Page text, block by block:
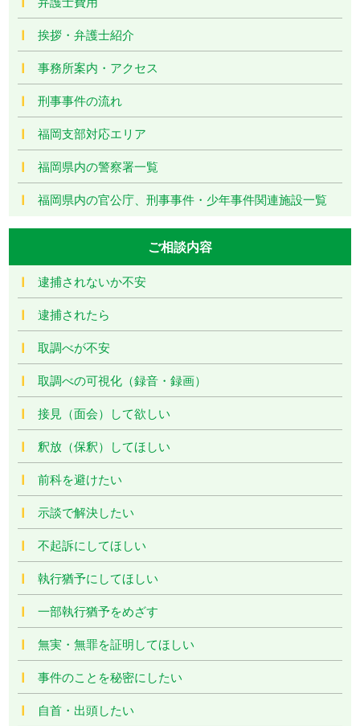
挨拶・弁護士紹介
事務所案内・アクセス
刑事事件の流れ
福岡支部対応エリア
福岡県内の警察署一覧
福岡県内の官公庁、刑事事件・少年事件関連施設一覧
ご相談内容
逮捕されないか不安
逮捕されたら
取調べが不安
取調べの可視化（録音・録画）
接見（面会）して欲しい
釈放（保釈）してほしい
前科を避けたい
示談で解決したい
不起訴にしてほしい
執行猶予にしてほしい
一部執行猶予をめざす
無実・無罪を証明してほしい
事件のことを秘密にしたい
自首・出頭したい